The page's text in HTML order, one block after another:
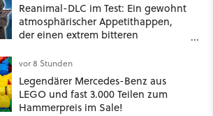
Reanimal-DLC im Test: Ein gewohnt
atmosphärischer Appetithappen,
der einen extrem bitteren
vor 8 Stunden
Legendärer Mercedes-Benz aus
LEGO und fast 3.000 Teilen zum
Hammerpreis im Sale!